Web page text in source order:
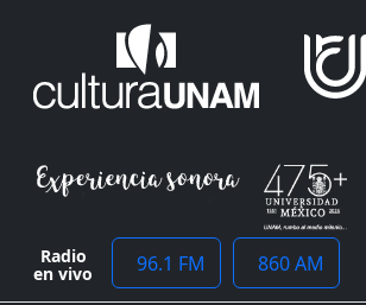
Radio
en vivo 96.1 FM 860 AM